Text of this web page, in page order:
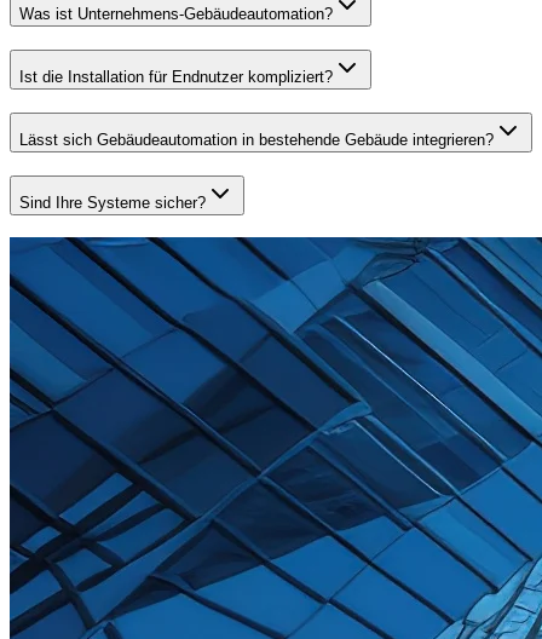
Was ist Unternehmens-Gebäudeautomation?
Ist die Installation für Endnutzer kompliziert?
Lässt sich Gebäudeautomation in bestehende Gebäude integrieren?
Sind Ihre Systeme sicher?